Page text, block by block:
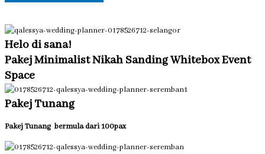
Helo di sana!
Pakej Minimalist Nikah Sanding Whitebox Event
Space
Pakej Tunang
Pakej Tunang bermula dari 100pax